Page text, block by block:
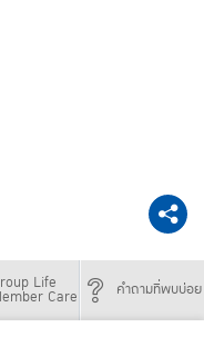
Life
Care คำถามที่พบบ่อย